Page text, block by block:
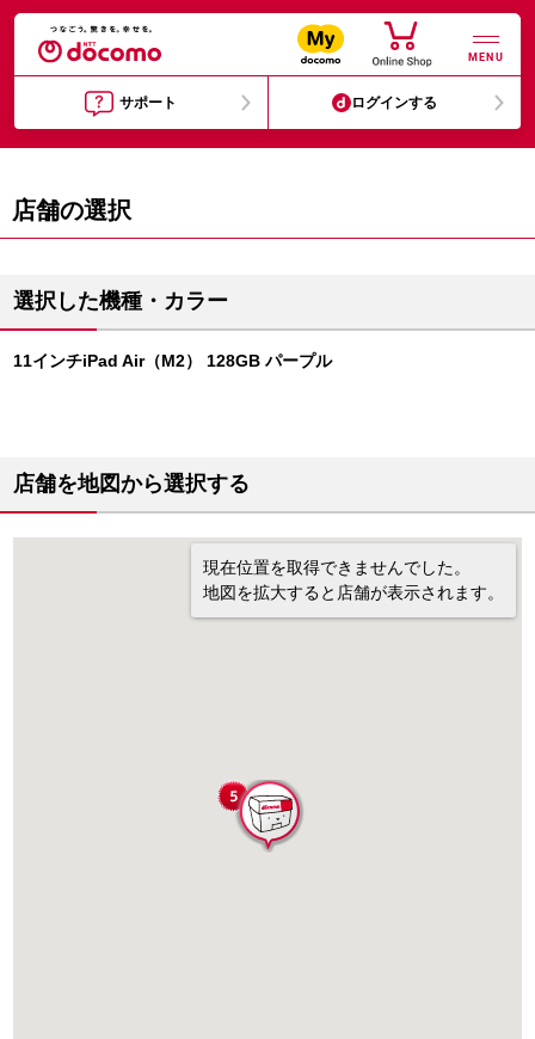
MENU
サポート ログインする
店舗の選択
選択した機種・カラー
11インチiPad Air（M2） 128GB パープル
店舗を地図から選択する
現在位置を取得できませんでした。
地図を拡大すると店舗が表示されます。